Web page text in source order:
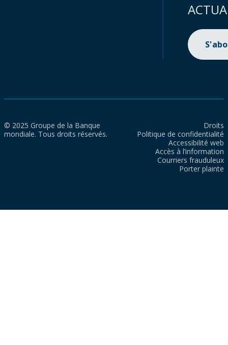
© 2025 Groupe de la Banque
mondiale. Tous droits réservés.
Droits
Politique de confidentialité
Accessibilité web
Accès à l’information
Courriers frauduleux
Porter plainte